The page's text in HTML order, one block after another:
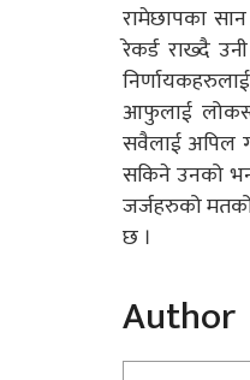
रामेछापका
रेकर्ड राख्दै
आफुलाई
सवैलाई अपिल
सकिने उनको
जर्जहरुको मतको
छ ।
Author